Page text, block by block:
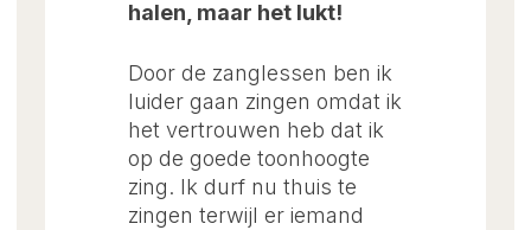
halen, maar het lukt!
Door de zanglessen ben ik
luider gaan zingen omdat ik
het vertrouwen heb dat ik
op de goede toonhoogte
zing. Ik durf nu thuis te
zingen terwijl er iemand